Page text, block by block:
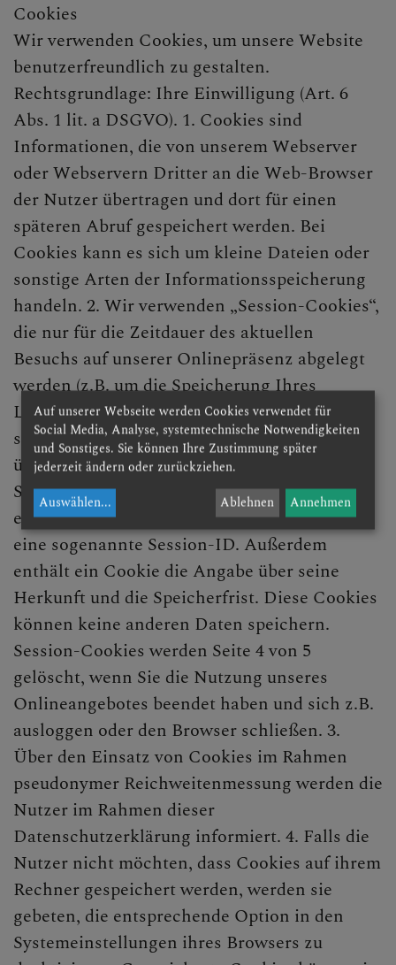
Cookies
Wir verwenden Cookies, um unsere Website
benutzerfreundlich zu gestalten.
Rechtsgrundlage: Ihre Einwilligung (Art. 6
Abs. 1 lit. a DSGVO). 1. Cookies sind
Informationen, die von unserem Webserver
oder Webservern Dritter an die Web-Browser
der Nutzer übertragen und dort für einen
späteren Abruf gespeichert werden. Bei
Cookies kann es sich um kleine Dateien oder
sonstige Arten der Informationsspeicherung
handeln. 2. Wir verwenden „Session-Cookies“,
die nur für die Zeitdauer des aktuellen
Besuchs auf unserer Onlinepräsenz abgelegt
werden (z.B. um die Speicherung Ihres
LoginStatus oder die Warenkorbfunktion und
somit die Nutzung unseres Onlineangebotes
überhaupt ermöglichen zu können). In einem
Session-Cookie wird eine zufällig erzeugte
eindeutige Identifikationsnummer abgelegt,
eine sogenannte Session-ID. Außerdem
enthält ein Cookie die Angabe über seine
Herkunft und die Speicherfrist. Diese Cookies
können keine anderen Daten speichern.
Session-Cookies werden Seite 4 von 5
gelöscht, wenn Sie die Nutzung unseres
Onlineangebotes beendet haben und sich z.B.
ausloggen oder den Browser schließen. 3.
Über den Einsatz von Cookies im Rahmen
pseudonymer Reichweitenmessung werden die
Nutzer im Rahmen dieser
Datenschutzerklärung informiert. 4. Falls die
Nutzer nicht möchten, dass Cookies auf ihrem
Rechner gespeichert werden, werden sie
gebeten, die entsprechende Option in den
Systemeinstellungen ihres Browsers zu
Auf unserer Webseite werden Cookies verwendet für
Social Media, Analyse, systemtechnische Notwendigkeiten
und Sonstiges. Sie können Ihre Zustimmung später
jederzeit ändern oder zurückziehen.
Auswählen... Ablehnen Annehmen